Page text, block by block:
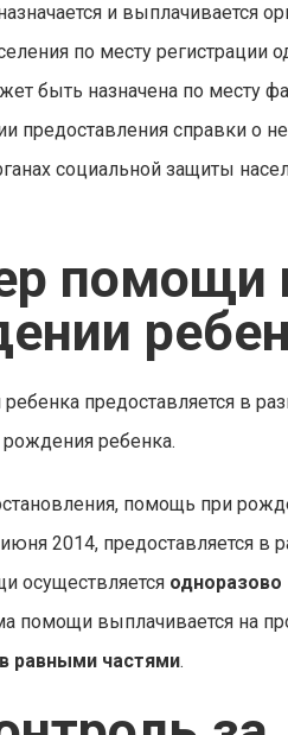
и выплачивается
по месту регистрации
быть назначена по месту
предоставления справки о
социальной защиты
помощи
предоставляется в
ребенка.
помощь при
2014, предоставляется в
осуществляется одноразово
помощи выплачивается на
равными частями.